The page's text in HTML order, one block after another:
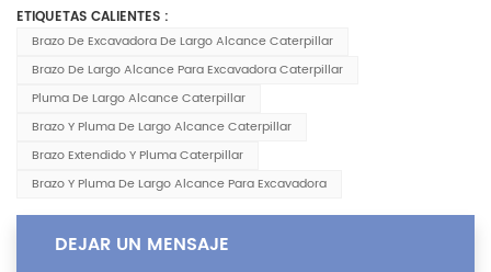
ETIQUETAS CALIENTES :
Brazo De Excavadora De Largo Alcance Caterpillar
Brazo De Largo Alcance Para Excavadora Caterpillar
Pluma De Largo Alcance Caterpillar
Brazo Y Pluma De Largo Alcance Caterpillar
Brazo Extendido Y Pluma Caterpillar
Brazo Y Pluma De Largo Alcance Para Excavadora
DEJAR UN MENSAJE